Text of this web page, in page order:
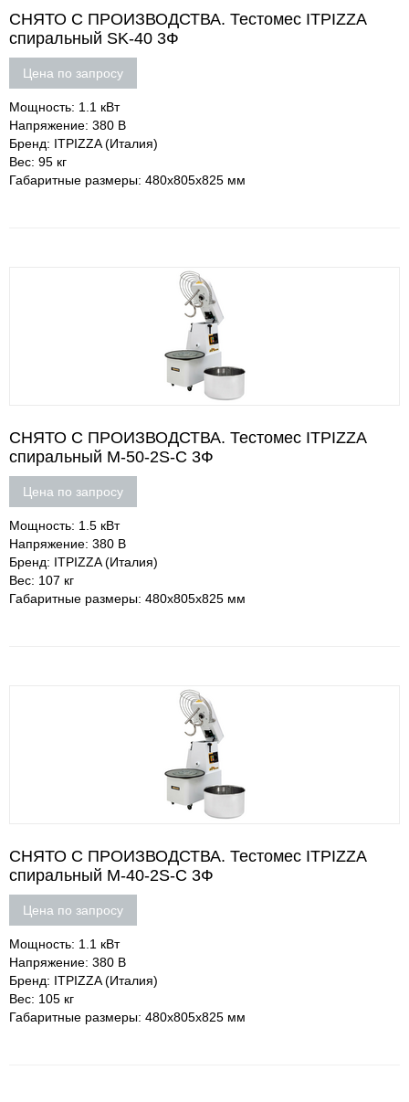
СНЯТО С ПРОИЗВОДСТВА. Тестомес ITPIZZA
спиральный SK-40 3Ф
Цена по запросу
Мощность: 1.1 кВт
Напряжение: 380 В
Бренд: ITPIZZA (Италия)
Вес: 95 кг
Габаритные размеры: 480х805х825 мм
СНЯТО С ПРОИЗВОДСТВА. Тестомес ITPIZZA
спиральный M-50-2S-С 3Ф
Цена по запросу
Мощность: 1.5 кВт
Напряжение: 380 В
Бренд: ITPIZZA (Италия)
Вес: 107 кг
Габаритные размеры: 480х805х825 мм
СНЯТО С ПРОИЗВОДСТВА. Тестомес ITPIZZA
спиральный M-40-2S-С 3Ф
Цена по запросу
Мощность: 1.1 кВт
Напряжение: 380 В
Бренд: ITPIZZA (Италия)
Вес: 105 кг
Габаритные размеры: 480х805х825 мм